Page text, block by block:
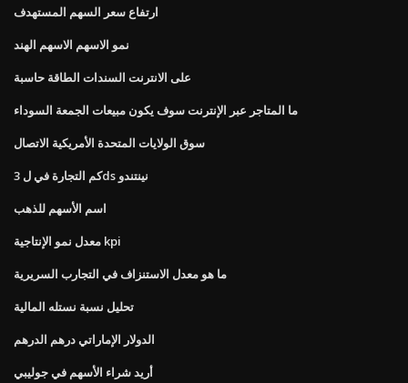
ارتفاع سعر السهم المستهدف
نمو الاسهم الاسهم الهند
على الانترنت السندات الطاقة حاسبة
ما المتاجر عبر الإنترنت سوف يكون مبيعات الجمعة السوداء
سوق الولايات المتحدة الأمريكية الاتصال
كم التجارة في ل 3ds نينتندو
اسم الأسهم للذهب
معدل نمو الإنتاجية kpi
ما هو معدل الاستنزاف في التجارب السريرية
تحليل نسبة نستله المالية
الدولار الإماراتي درهم الدرهم
أريد شراء الأسهم في جوليبي